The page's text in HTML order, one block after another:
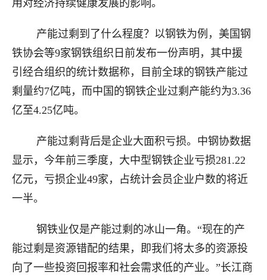
用对经济持续健康发展的影响。
产能过剩到了什么程度？以钢铁为例，美国钢
铁协会等9家钢铁组织日前发布一份声明，其中援
引经合组织的统计数据称，目前全球的钢铁产能过
剩量约7亿吨，而中国的钢铁企业过剩产能约为3.36
亿至4.25亿吨。
产能过剩背后是企业大面积亏损。中钢协数据
显示，今年前三季度，大中型钢铁企业亏损281.22
亿元，亏损企业49家，占统计会员企业户数的将近
一半。
钢铁业仅是产能过剩的冰山一角。“现在的产
能过剩是资源错配的结果，即我们将太多的资源投
向了一些投资回报率和社会需求低的产业。”长江商